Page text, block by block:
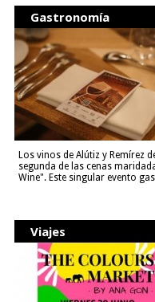
Gastronomía
Los vinos de Alútiz y Remírez
segunda de las cenas
Wine". Este singular evento
Viajes